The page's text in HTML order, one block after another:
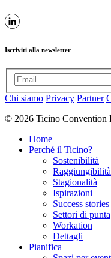
Iscriviti alla newsletter
Chi siamo Privacy Partner
© 2026 Ticino Convention
Home
Perché il Ticino?
Sostenibilità
Stagionalità
Ispirazioni
Success stories
Settori di punta
Workation
Dettagli
Pianifica